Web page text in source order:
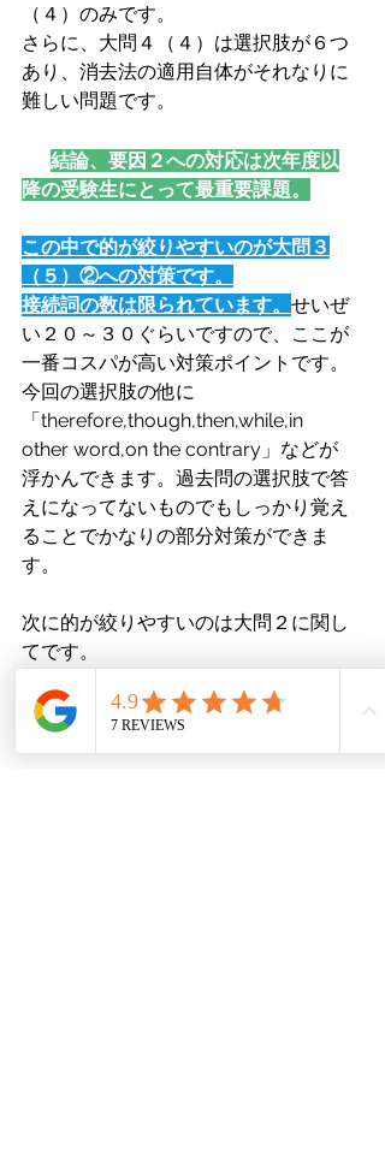
（４）のみです。
さらに、大問４（４）は選択肢が６つ
あり、消去法の適用自体がそれなりに
難しい問題です。
結論、要因２への対応は次年度以
降の受験生にとって最重要課題。
この中で的が絞りやすいのが大問３
（５）②への対策です。
接続詞の数は限られています。 せいぜ
い２０～３０ぐらいですので、ここが
一番コスパが高い対策ポイントです。
今回の選択肢の他に
「therefore,though,then,while,in
other word,on the contrary」などが
浮かんできます。過去問の選択肢で答
えになってないものでもしっかり覚え
ることでかなりの部分対策ができま
す。
次に的が絞りやすいのは大問２に関し
てです。
係を表す言葉や比較の文法事項が頻出
します。